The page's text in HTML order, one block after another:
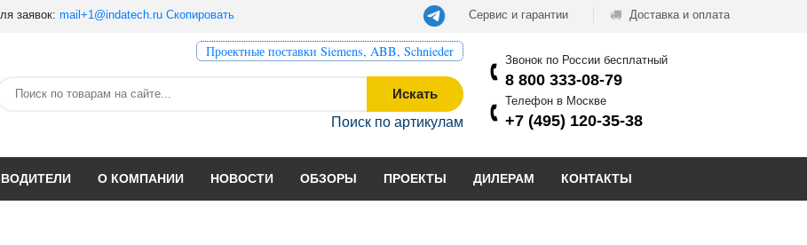
заявок: mail+1@indatech.ru Скопировать Сервис и гарантии Доставка и оплата
Проектные поставки Siemens, ABB, Schnieder
Искать
Поиск по артикулам
Звонок по России бесплатный
8 800 333-08-79
Телефон в Москве
+7 (495) 120-35-38
О КОМПАНИИ НОВОСТИ ОБЗОРЫ ПРОЕКТЫ ДИЛЕРАМ КОНТАКТЫ